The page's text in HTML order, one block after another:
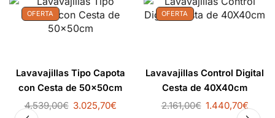
OFERTA
Lavavajillas Tipo Capota
con Cesta de 50x50cm
4.539,00€ 3.025,70€
OFERTA
Lavavajillas Control Digital
Cesta de 40X40cm
2.161,00€ 1.440,70€